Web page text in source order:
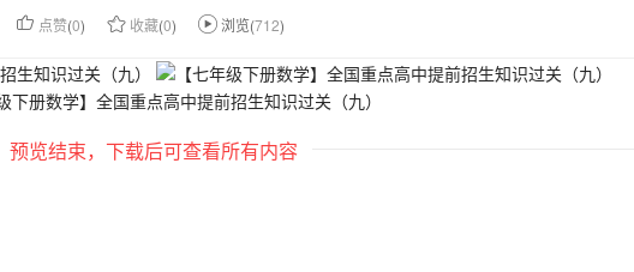
点赞(0) 收藏(0) 浏览(712)
预览结束，下载后可查看所有内容